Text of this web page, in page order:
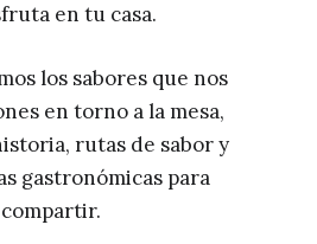
en tu casa.
los sabores que nos
en torno a la mesa,
rutas de sabor y
gastronómicas para
compartir.